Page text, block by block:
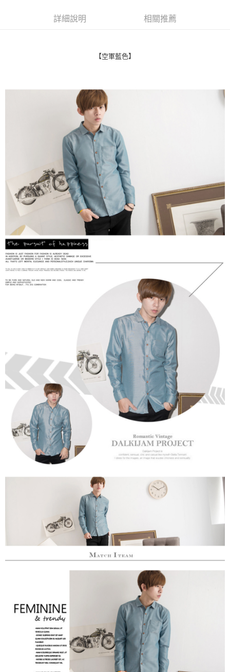
【關於「AFTEE先享後付」】
AFTEE先享後付是「在收到商品之後才付款」的支付方式。 讓您購物簡單
１．簡單：不需註冊會員、不需綁卡、不需儲值。
２．便利：只要手機號碼，簡訊認證，即可結帳。
３．安心：先確認商品／服務後，再付款。
【「AFTEE先享後付」結帳流程】
１．於結帳方式選擇「AFTEE先享後付」後，將跳轉至「AFTEE先享後付」
結帳頁面，進行簡訊認證並確認金額後，即可完成結帳。
２．訂單成立數日內，您將收到繳費通知簡訊。
３．收到繳費通知簡訊後14天內，點擊此簡訊中的連結，可透過四大超商／
ATM／網路銀行／等多元方式進行付款，方視為交易完成。
※ 請注意：結帳手續完成當下不需立刻繳費，但若您需要取消訂單，請聯絡
購買商品的店家。未經商家同意取消之訂單仍視為有效，需透過AFTEE先享
後付繳納相關費用。
※ 交易是否成功請以「AFTEE先享後付 」之結帳頁面顯示為準，若有關於
是否繳費成功／繳費後需取消欲退款等相關疑問，請聯繫「AFTEE先享後付
客戶支援中心」https://netprotections.freshdesk.com/support/home
１．透過由恩沛科技股份有限公司提供之「AFTEE先享後付」服務完成之交
易，需依本服務之必要範圍內提供個人資料，並將交易相關給付款項請求債
權轉讓予恩沛科技股份有限公司。
２．關於個人資料處理事宜，請瀏覽以下網址：
３．未成年的使用者請事先徵得法定代理人或監護人之同意方可使用
「AFTEE先享後付」，若未經同意申辦者引起之損失，本公司不負相關責
４．使用「AFTEE先享後付」時，將依據個別帳號之用戶狀況，依本公司即
時審查核予不同之上限額度；若仍有額度不足之情形，本公司將視審查結果
請求用戶進行身份認證。
５．嚴禁一人註冊多個帳號或使用他人資訊註冊。若發現惡意使用之情形，
恩沛科技股份有限公司將有權停止該用戶之使用額度並採取法律行動。
每筆NT$80，滿NT$1,800(含以上)免運費
先付款後全家取貨
每筆NT$80，滿NT$1,800(含以上)免運費
每筆NT$80，滿NT$1,800(含以上)免運費
先付款後7-11取貨
每筆NT$80，滿NT$1,800(含以上)免運費
宅配
每筆NT$120，滿NT$3,000(含以上)免運費
詳細說明 相關推薦
【空軍藍色】